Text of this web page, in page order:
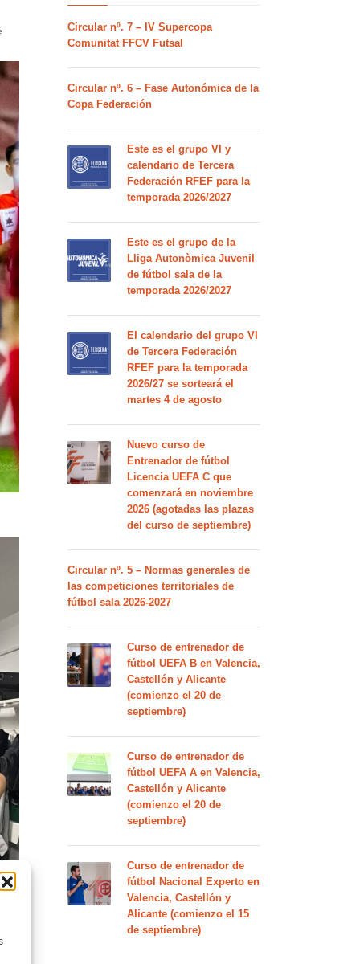
Circular nº. 7 – IV Supercopa
Comunitat FFCV Futsal
Circular nº. 6 – Fase Autonómica de la
Copa Federación
Este es el grupo VI y
calendario de Tercera
Federación RFEF para la
temporada 2026/2027
Este es el grupo de la
Lliga Autonòmica Juvenil
de fútbol sala de la
temporada 2026/2027
El calendario del grupo VI
de Tercera Federación
RFEF para la temporada
2026/27 se sorteará el
martes 4 de agosto
Nuevo curso de
Entrenador de fútbol
Licencia UEFA C que
comenzará en noviembre
2026 (agotadas las plazas
del curso de septiembre)
Circular nº. 5 – Normas generales de
las competiciones territoriales de
fútbol sala 2026-2027
Curso de entrenador de
fútbol UEFA B en Valencia,
Castellón y Alicante
(comienzo el 20 de
septiembre)
Curso de entrenador de
fútbol UEFA A en Valencia,
Castellón y Alicante
(comienzo el 20 de
septiembre)
Curso de entrenador de
fútbol Nacional Experto en
Valencia, Castellón y
Alicante (comienzo el 15
de septiembre)